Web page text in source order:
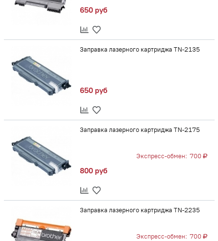
650 руб
Заправка лазерного картриджа TN-2135
650 руб
Заправка лазерного картриджа TN-2175
Экспресс-обмен:700
800 руб
Заправка лазерного картриджа TN-2235
Экспресс-обмен:700